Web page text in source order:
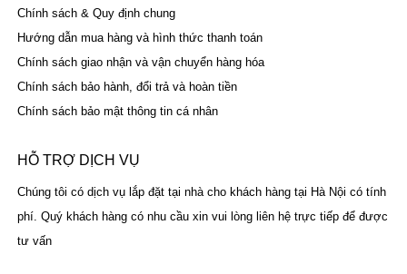
Chính sách & Quy định chung
Hướng dẫn mua hàng và hình thức thanh toán
Chính sách giao nhận và vận chuyển hàng hóa
Chính sách bảo hành, đổi trả và hoàn tiền
Chính sách bảo mật thông tin cá nhân
HỖ TRỢ DỊCH VỤ
Chúng tôi có dịch vụ lắp đặt tại nhà cho khách hàng tại Hà Nội có tính
phí. Quý khách hàng có nhu cầu xin vui lòng liên hệ trực tiếp để được
tư vấn